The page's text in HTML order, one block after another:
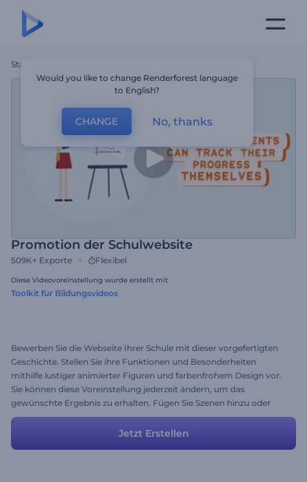
Startseite
Promotion der Schulwebsite
509K+ Exporte Flexibel
Diese Videovoreinstellung wurde erstellt mit
Toolkit für Bildungsvideos
Bewerben Sie die Webseite Ihrer Schule mit dieser vorgefertigten
Geschichte. Stellen Sie ihre Funktionen und Besonderheiten
mithilfe lustiger animierter Figuren und farbenfrohem Design vor.
Sie können diese Voreinstellung jederzeit ändern, um das
gewünschte Ergebnis zu erhalten. Fügen Sie Szenen hinzu oder
löschen Sie sie, laden Sie Ihre Musik und Bilder hoch und ändern Sie
Jetzt Erstellen
Would you like to change Renderforest language
to English?
CHANGE No, thanks